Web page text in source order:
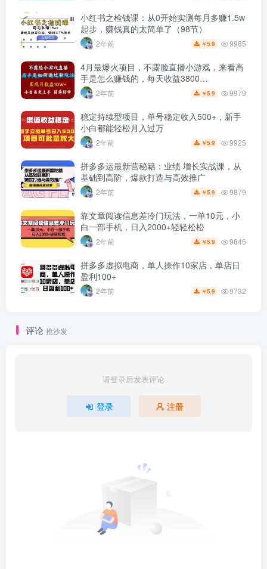
小红书之检钱课：从0开始实测每月多赚1.5w
起步，赚钱真的太简单了（98节）
2年前 ￥5.9 9985
4月最爆火项目，不露脸直播小游戏，来看高
手是怎么赚钱的，每天收益3800…
2年前 ￥5.9 9979
稳定持续型项目，单号稳定收入500+，新手
小白都能轻松月入过万
2年前 ￥5.9 9925
拼多多运最新营秘籍：业绩 增长实战课，从
基础到高阶，爆款打造与高效推广
2年前 ￥5.9 9879
靠文章阅读信息差冷门玩法，一单10元，小
白一部手机，日入2000+轻轻松松
2年前 ￥5.9 9846
拼多多虚拟电商，单人操作10家店，单店日
盈利100+
2年前 ￥5.9 9732
评论 抢沙发
请登录后发表评论
登录 注册